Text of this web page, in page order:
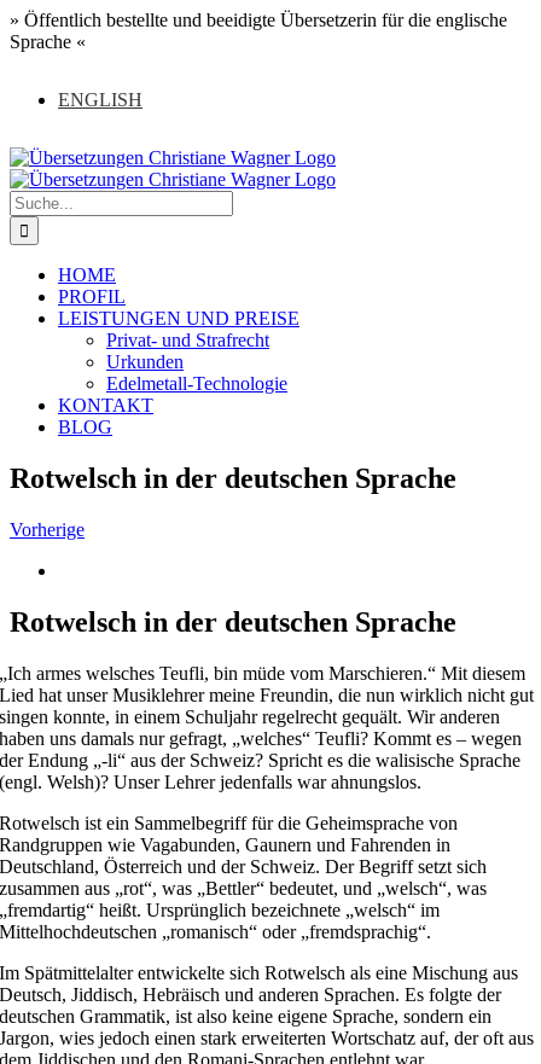
Zum
Inhalt
» Öffentlich bestellte und beeidigte Übersetzerin für die englische
Sprache «
ENGLISH
Suche
nach:
HOME
PROFIL
LEISTUNGEN UND PREISE
Privat- und Strafrecht
Urkunden
Edelmetall-Technologie
KONTAKT
BLOG
Rotwelsch in der deutschen Sprache
Vorherige
Bild
Rotwelsch in der deutschen Sprache
„Ich armes welsches Teufli, bin müde vom Marschieren.“ Mit diesem
Lied hat unser Musiklehrer meine Freundin, die nun wirklich nicht gut
singen konnte, in einem Schuljahr regelrecht gequält. Wir anderen
haben uns damals nur gefragt, „welches“ Teufli? Kommt es – wegen
der Endung „-li“ aus der Schweiz? Spricht es die walisische Sprache
(engl. Welsh)? Unser Lehrer jedenfalls war ahnungslos.
Rotwelsch ist ein Sammelbegriff für die Geheimsprache von
Randgruppen wie Vagabunden, Gaunern und Fahrenden in
Deutschland, Österreich und der Schweiz. Der Begriff setzt sich
zusammen aus „rot“, was „Bettler“ bedeutet, und „welsch“, was
„fremdartig“ heißt. Ursprünglich bezeichnete „welsch“ im
Mittelhochdeutschen „romanisch“ oder „fremdsprachig“.
Im Spätmittelalter entwickelte sich Rotwelsch als eine Mischung aus
Deutsch, Jiddisch, Hebräisch und anderen Sprachen. Es folgte der
deutschen Grammatik, ist also keine eigene Sprache, sondern ein
Jargon, wies jedoch einen stark erweiterten Wortschatz auf, der oft aus
dem Jiddischen und den Romani-Sprachen entlehnt war.